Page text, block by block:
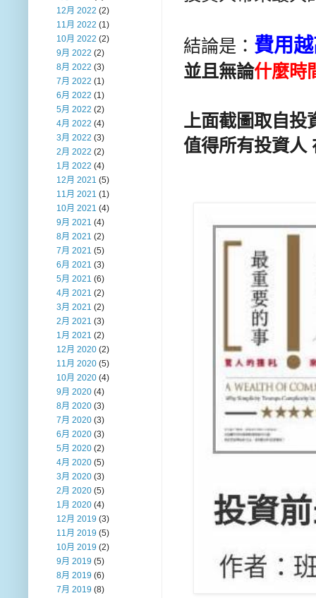
結論是： 費用
並且無論什麼時
上面截圖取自投
值得所有投資人
12月 2022 (2)
11月 2022 (1)
10月 2022 (2)
9月 2022 (2)
8月 2022 (3)
7月 2022 (1)
6月 2022 (1)
5月 2022 (2)
4月 2022 (4)
3月 2022 (3)
2月 2022 (2)
1月 2022 (4)
12月 2021 (5)
11月 2021 (1)
10月 2021 (4)
9月 2021 (4)
8月 2021 (2)
7月 2021 (5)
6月 2021 (3)
5月 2021 (6)
4月 2021 (2)
3月 2021 (2)
2月 2021 (3)
1月 2021 (2)
12月 2020 (2)
11月 2020 (5)
10月 2020 (4)
9月 2020 (4)
8月 2020 (3)
7月 2020 (3)
6月 2020 (3)
5月 2020 (2)
4月 2020 (5)
3月 2020 (3)
2月 2020 (5)
1月 2020 (4)
12月 2019 (3)
11月 2019 (5)
10月 2019 (2)
9月 2019 (5)
8月 2019 (6)
7月 2019 (8)